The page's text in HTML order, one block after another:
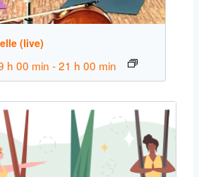
(live)
h 00 min -21 h 00 min